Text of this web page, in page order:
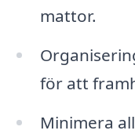
mattor.
för att
Minimera